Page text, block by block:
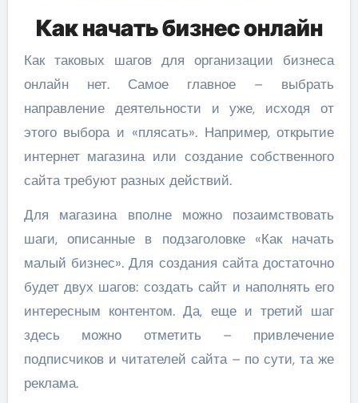
Как начать бизнес онлайн
Как таковых шагов для организации бизнеса
онлайн нет. Самое главное – выбрать
направление деятельности и уже, исходя от
этого выбора и «плясать». Например, открытие
интернет магазина или создание собственного
сайта требуют разных действий.
Для магазина вполне можно позаимствовать
шаги, описанные в подзаголовке «Как начать
малый бизнес». Для создания сайта достаточно
будет двух шагов: создать сайт и наполнять его
интересным контентом. Да, еще и третий шаг
здесь можно отметить – привлечение
подписчиков и читателей сайта – по сути, та же
реклама.